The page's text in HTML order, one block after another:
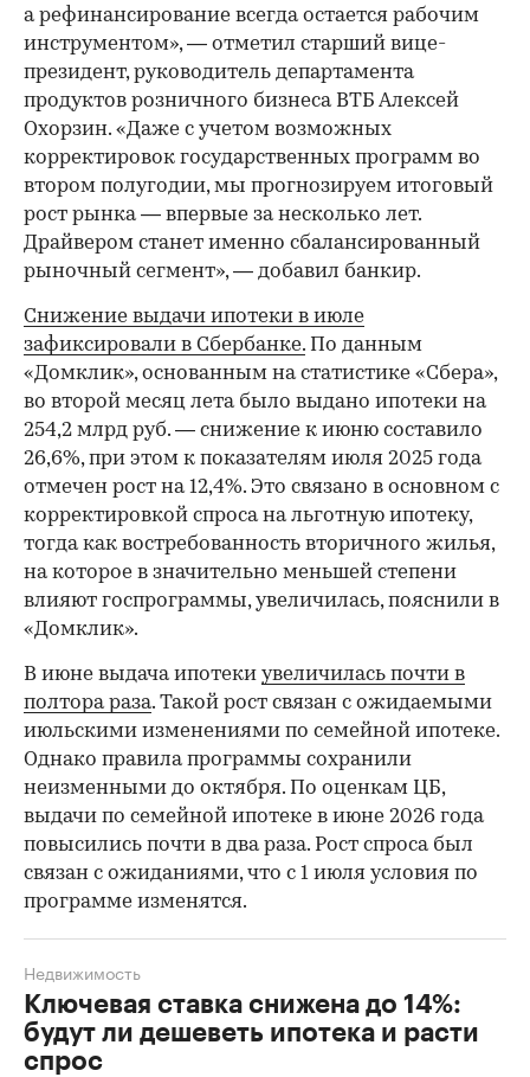
а рефинансирование всегда остается рабочим
инструментом», — отметил старший вице-
президент, руководитель департамента
продуктов розничного бизнеса ВТБ Алексей
Охорзин. «Даже с учетом возможных
корректировок государственных программ во
втором полугодии, мы прогнозируем итоговый
рост рынка — впервые за несколько лет.
Драйвером станет именно сбалансированный
рыночный сегмент», — добавил банкир.
Снижение выдачи ипотеки в июле
зафиксировали в Сбербанке. По данным
«Домклик», основанным на статистике «Сбера»,
во второй месяц лета было выдано ипотеки на
254,2 млрд руб. — снижение к июню составило
26,6%, при этом к показателям июля 2025 года
отмечен рост на 12,4%. Это связано в основном с
корректировкой спроса на льготную ипотеку,
тогда как востребованность вторичного жилья,
на которое в значительно меньшей степени
влияют госпрограммы, увеличилась, пояснили в
«Домклик».
В июне выдача ипотеки увеличилась почти в
полтора раза. Такой рост связан с ожидаемыми
июльскими изменениями по семейной ипотеке.
Однако правила программы сохранили
неизменными до октября. По оценкам ЦБ,
выдачи по семейной ипотеке в июне 2026 года
повысились почти в два раза. Рост спроса был
связан с ожиданиями, что с 1 июля условия по
программе изменятся.
Ключевая ставка снижена до 14%:
будут ли дешеветь ипотека и расти
спрос
Недвижимость